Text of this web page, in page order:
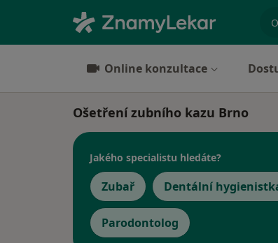
Online konzultace
Ošetření zubního kazu Brno
Jakého specialistu hledáte?
Zubař Dentální
Parodontolog